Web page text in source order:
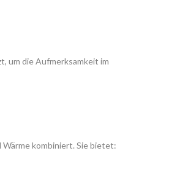
um die Aufmerksamkeit im
kombiniert. Sie bietet: